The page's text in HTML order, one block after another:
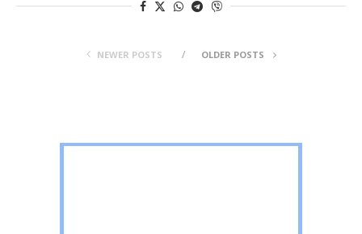
NEWER POSTS OLDER POSTS